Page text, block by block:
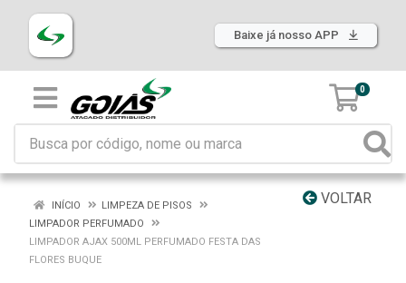
Baixe já nosso APP
0
VOLTAR
INÍCIO
LIMPEZA DE PISOS
LIMPADOR PERFUMADO
LIMPADOR AJAX 500ML PERFUMADO FESTA DAS
FLORES BUQUE